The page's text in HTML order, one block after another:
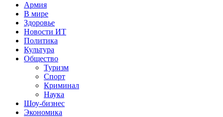
Армия
В мире
Здоровье
Новости ИТ
Политика
Культура
Общество
Туризм
Спорт
Криминал
Наука
Шоу-бизнес
Экономика